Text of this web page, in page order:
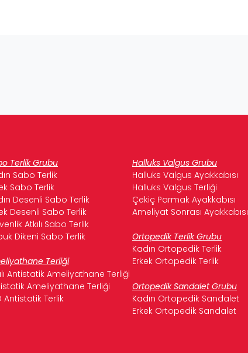
Terlik Grubu Halluks Valgus Grubu
Sabo Terlik
Halluks Valgus Ayakkabısı
Sabo Terlik
Halluks Valgus Terliği
Desenli Sabo Terlik
Çekiç Parmak Ayakkabısı
Desenli Sabo Terlik
Ameliyat Sonrası Ayakkabısı
Atkılı Sabo Terlik
Dikeni Sabo Terlik
Ortopedik Terlik Grubu
Kadın Ortopedik Terlik
Terliği
Erkek Ortopedik Terlik
Antistatik Ameliyathane Terliği
Ameliyathane Terliği
Ortopedik Sandalet Grubu
Antistatik Terlik
Kadın Ortopedik Sandalet
Erkek Ortopedik Sandalet